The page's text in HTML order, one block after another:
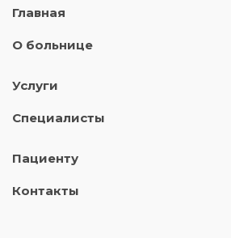
Главная
О больнице
Услуги
Специалисты
Пациенту
Контакты